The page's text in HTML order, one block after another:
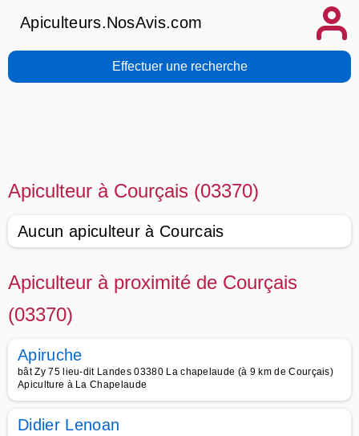
Apiculteurs.NosAvis.com
Effectuer une recherche
Apiculteur à Courçais (03370)
Aucun apiculteur à Courcais
Apiculteur à proximité de Courçais
(03370)
Apiruche
bât Zy 75 lieu-dit Landes 03380 La chapelaude (à 9 km de Courçais)
Apiculture à La Chapelaude
Didier Lenoan